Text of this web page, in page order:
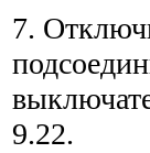
7.
9.22.